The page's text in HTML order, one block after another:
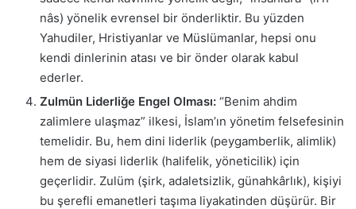
nâs) yönelik evrensel bir önderliktir. Bu yüzden
Yahudiler, Hristiyanlar ve Müslümanlar, hepsi onu
kendi dinlerinin atası ve bir önder olarak kabul
ederler.
Zulmün Liderliğe Engel Olması: “Benim ahdim
zalimlere ulaşmaz” ilkesi, İslam’ın yönetim felsefesinin
temelidir. Bu, hem dini liderlik (peygamberlik, alimlik)
hem de siyasi liderlik (halifelik, yöneticilik) için
geçerlidir. Zulüm (şirk, adaletsizlik, günahkârlık), kişiyi
bu şerefli emanetleri taşıma liyakatinden düşürür. Bir